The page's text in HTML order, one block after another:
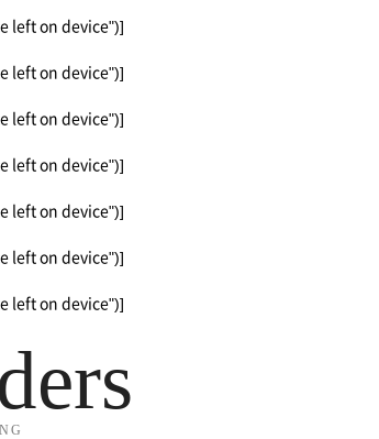
left on device")]
left on device")]
left on device")]
left on device")]
left on device")]
left on device")]
left on device")]